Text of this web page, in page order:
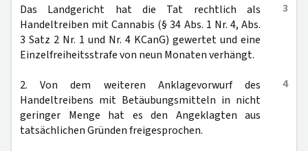
3
Das Landgericht hat die Tat rechtlich als
Handeltreiben mit Cannabis (§ 34 Abs. 1 Nr. 4, Abs.
3 Satz 2 Nr. 1 und Nr. 4 KCanG) gewertet und eine
Einzelfreiheitsstrafe von neun Monaten verhängt.
4
2. Von dem weiteren Anklagevorwurf des
Handeltreibens mit Betäubungsmitteln in nicht
geringer Menge hat es den Angeklagten aus
tatsächlichen Gründen freigesprochen.